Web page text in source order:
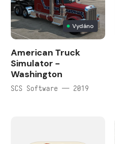
Vydáno
American Truck
Simulator -
Washington
SCS Software — 2019